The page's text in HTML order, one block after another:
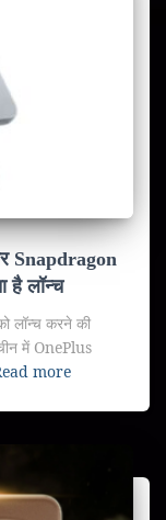
Snapdragon
है लॉन्च
लॉन्च करने की
में OnePlus
more